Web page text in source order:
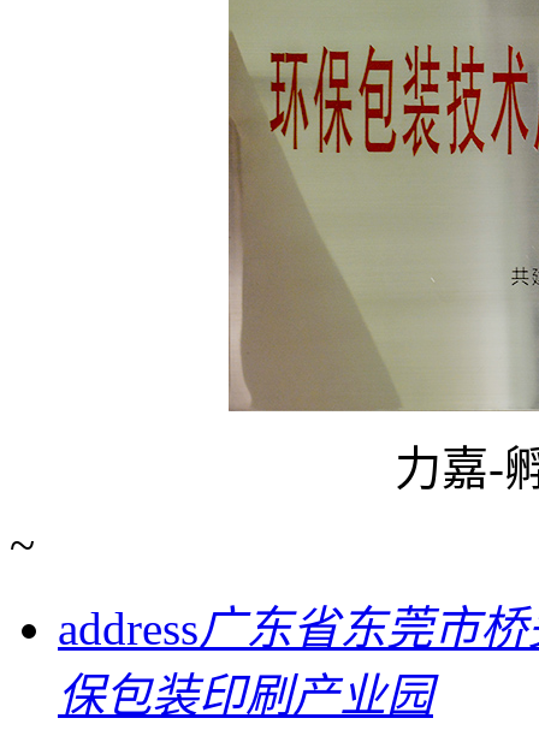
力嘉-
~
address广东省东莞市
保包装印刷产业园